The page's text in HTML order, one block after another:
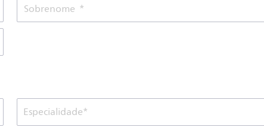
Sobrenome